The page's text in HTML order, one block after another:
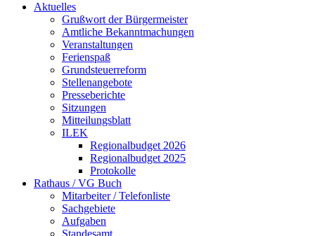
Aktuelles
Grußwort der Bürgermeister
Amtliche Bekanntmachungen
Veranstaltungen
Ferienspaß
Grundsteuerreform
Stellenangebote
Presseberichte
Sitzungen
Mitteilungsblatt
ILEK
Regionalbudget 2026
Regionalbudget 2025
Protokolle
Rathaus / VG Buch
Mitarbeiter / Telefonliste
Sachgebiete
Aufgaben
Standesamt